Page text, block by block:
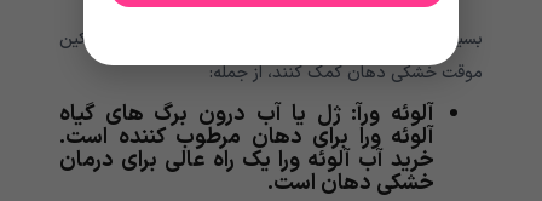
بسیاری از گیاهان می توانند به تحریک تولید بزاق و تسکین
موقت خشکی دهان کمک کنند، از جمله:
آلوئه ورآ: ژل یا آب درون برگ های گیاه
آلوئه ورا برای دهان مرطوب کننده است.
خرید آب آلوئه ورا یک راه عالی برای درمان
خشکی دهان است.